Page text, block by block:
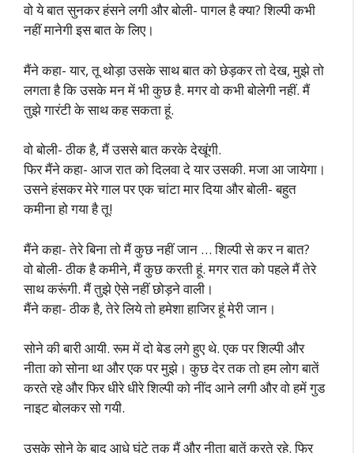
वो ये बात सुनकर हंसने लगी और बोली- पागल है क्या? शिल्पी कभी
नहीं मानेगी इस बात के लिए।
मैंने कहा- यार, तू थोड़ा उसके साथ बात को छेड़कर तो देख, मुझे तो
लगता है कि उसके मन में भी कुछ है. मगर वो कभी बोलेगी नहीं. मैं
तुझे गारंटी के साथ कह सकता हूं.
वो बोली- ठीक है, मैं उससे बात करके देखूंगी.
फिर मैंने कहा- आज रात को दिलवा दे यार उसकी. मजा आ जायेगा।
उसने हंसकर मेरे गाल पर एक चांटा मार दिया और बोली- बहुत
कमीना हो गया है तू!
मैंने कहा- तेरे बिना तो मैं कुछ नहीं जान … शिल्पी से कर न बात?
वो बोली- ठीक है कमीने, मैं कुछ करती हूं. मगर रात को पहले मैं तेरे
साथ करूंगी. मैं तुझे ऐसे नहीं छोड़ने वाली।
मैंने कहा- ठीक है, तेरे लिये तो हमेशा हाजिर हूं मेरी जान।
सोने की बारी आयी. रूम में दो बेड लगे हुए थे. एक पर शिल्पी और
नीता को सोना था और एक पर मुझे। कुछ देर तक तो हम लोग बातें
करते रहे और फिर धीरे धीरे शिल्पी को नींद आने लगी और वो हमें गुड
नाइट बोलकर सो गयी.
उसके सोने के बाद आधे घंटे तक मैं और नीता बातें करते रहे. फिर